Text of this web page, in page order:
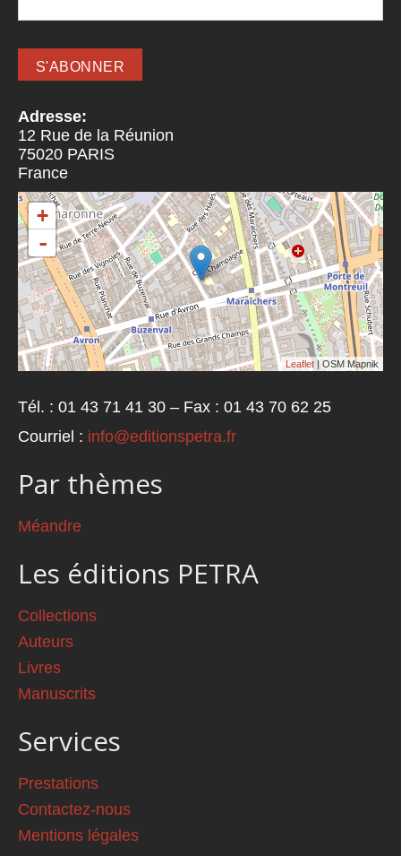
Adresse:
12 Rue de la Réunion
75020 PARIS
France
+
-
Leaflet | OSM Mapnik
Tél. : 01 43 71 41 30 – Fax : 01 43 70 62 25
Courriel : info@editionspetra.fr
Par thèmes
Méandre
Les éditions PETRA
Collections
Auteurs
Livres
Manuscrits
Services
Prestations
Contactez-nous
Mentions légales